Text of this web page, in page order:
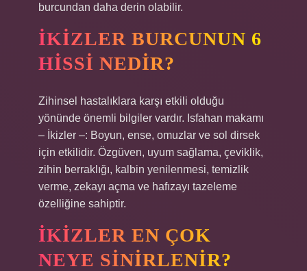
burcundan daha derin olabilir.
İKIZLER BURCUNUN 6
HISSI NEDIR?
Zihinsel hastalıklara karşı etkili olduğu
yönünde önemli bilgiler vardır. Isfahan makamı
– İkizler –: Boyun, ense, omuzlar ve sol dirsek
için etkilidir. Özgüven, uyum sağlama, çeviklik,
zihin berraklığı, kalbin yenilenmesi, temizlik
verme, zekayı açma ve hafızayı tazeleme
özelliğine sahiptir.
İKIZLER EN ÇOK
NEYE SINIRLENIR?